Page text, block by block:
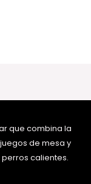
que combina la
de mesa y
calientes.